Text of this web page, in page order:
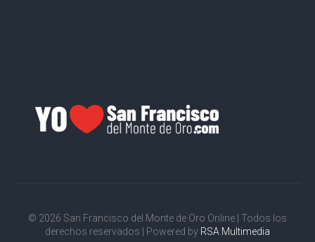
© 2026 San Francisco del Monte de Oro Online | Todos los
derechos reservados | Powered by RSA Multimedia